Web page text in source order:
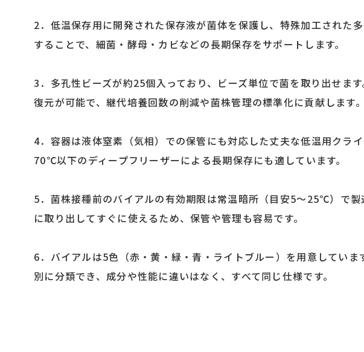
2．低温保存用に開発された保存液が菌体を保護し、特殊加工された
することで、細菌・酵母・カビなどの長期保存をサポートします。
3．多孔性ビーズが約25個入っており、ビーズ単位で菌を取り出せま
復元が可能で、継代培養回数の削減や菌株管理の標準化に貢献します。
4．容器は液体窒素（気相）での保管にも対応した丈夫な低温用クラ
70℃以下のディープフリーザーによる長期保存にも適しています。
5．菌株接種前のバイアルの有効期限は常温暗所（目安5～25℃）で製
に取り出してすぐに使えるため、保管や管理も容易です。
6．バイアルは5色（赤・黄・緑・青・ライトブルー）を用意していま
別に分類でき、成分や性能に違いはなく、すべて同じ仕様です。